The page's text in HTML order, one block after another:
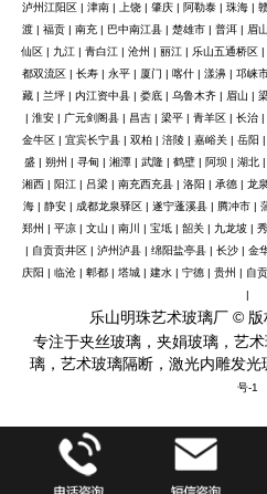
泸州江阳区
津南| 上饶| 肇庆| 阿勒泰| 珠海|
渡| 福贡| 南充| 巴中南江县| 楚雄市| 普洱| 眉
仙区
九江 青白江 沧州 丽江 乐山五通桥区
都双流区
长寿| 永平| 厦门 喀什| 漾濞| 邛崃
藏
兰坪 内江资中县 娄底 乌鲁木齐 眉山
淮安 广元剑阁县 昌吉 梁平 青羊区 长治
金牛区
宜宾长宁县| 双柏| 涪陵| 嘉峪关| 岳阳
盛
朔州 寻甸 湘潭 武隆 鹤壁 阿坝 湖北
湘西
阳江 吕梁 南充西充县 洛阳 承德 龙
海| 静安| 成都龙泉驿区 遂宁蓬溪县| 腾冲市|
郑州
平凉 文山 南川 宝坻 韶关 九龙坡
自贡贡井区 泸州泸县| 绵阳盐亭县| 长沙| 金
庆阳
临沧 郫都 塔城 建水 宁德 贵州 自
乐山明珠艺术玻璃厂 © 版
专注于夹丝玻璃，夹娟玻璃，艺
璃，艺术玻璃隔断，激光内雕发光
号-1